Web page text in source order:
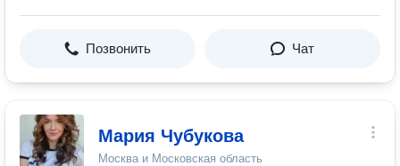
Позвонить Чат
Мария Чубукова
Москва и Московская область